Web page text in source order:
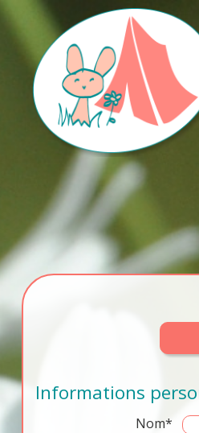
Informations
Nom*